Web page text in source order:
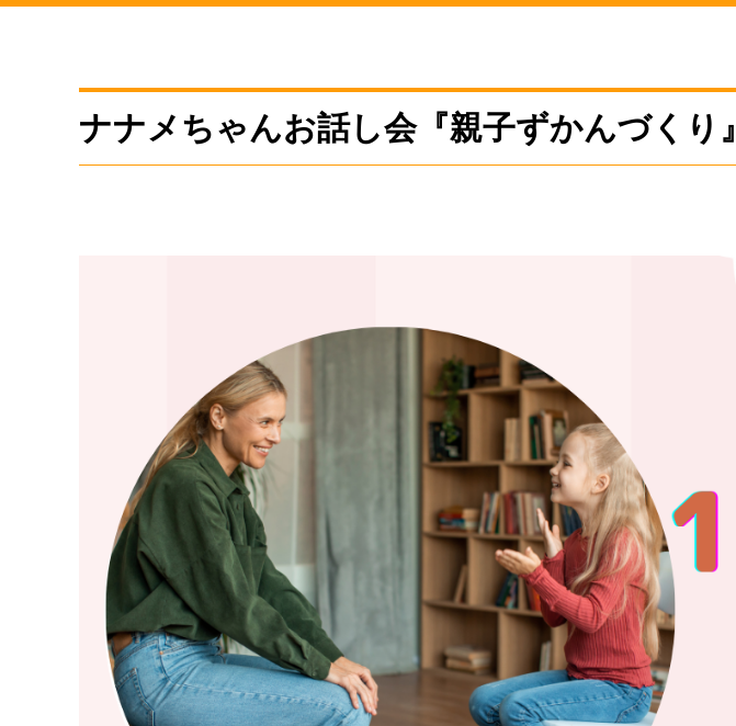
ナナメちゃんお話し会『親子ずかんづくり』